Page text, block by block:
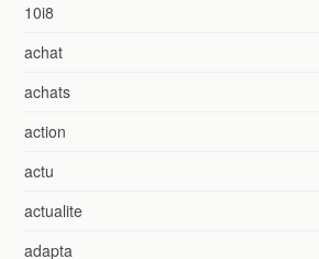
10i8
achat
achats
action
actu
actualite
adapta